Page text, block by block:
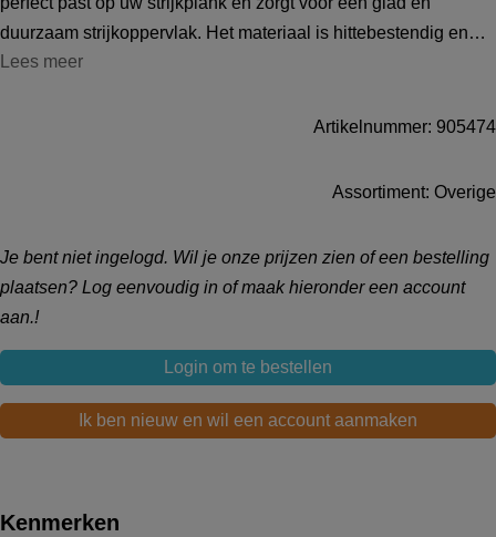
duurzaam strijkoppervlak. Het materiaal is hittebestendig en
duurzaam, waardoor het geschikt is voor dagelijks intensief
Lees meer
Artikelnummer: 905474
Assortiment: Overige
Je bent niet ingelogd. Wil je onze prijzen zien of een bestelling
plaatsen? Log eenvoudig in of maak hieronder een account
aan.!
Login om te bestellen
Ik ben nieuw en wil een account aanmaken
Kenmerken